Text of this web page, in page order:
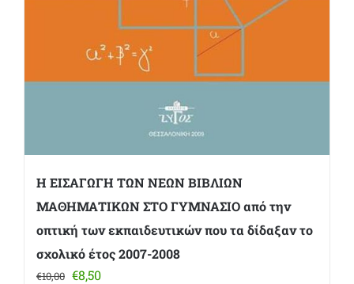
Η ΕΙΣΑΓΩΓΗ ΤΩΝ ΝΕΩΝ ΒΙΒΛΙΩΝ
ΜΑΘΗΜΑΤΙΚΩΝ ΣΤΟ ΓΥΜΝΑΣΙΟ από την
οπτική των εκπαιδευτικών που τα δίδαξαν το
σχολικό έτος 2007-2008
€10,00 Original
€8,50Η